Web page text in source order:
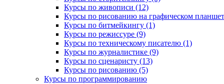
Курсы по живописи (12)
Курсы по рисованию на графическом
Курсы по битмейкингу (1)
Курсы по режиссуре (9)
Курсы по техническому писателю (1)
Курсы по журналистике (9)
Курсы по сценаристу (13)
Курсы по рисованию (5)
Курсы по программированию